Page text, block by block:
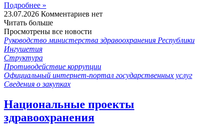
Подробнее »
23.07.2026 Комментариев нет
Читать больше
Просмотрены все новости
Руководство министерства здравоохранения Республики
Ингушетия
Структура
Противодействие коррупции
Официальный интернет-портал государственных услуг
Сведения о закупках
Национальные проекты
здравоохранения